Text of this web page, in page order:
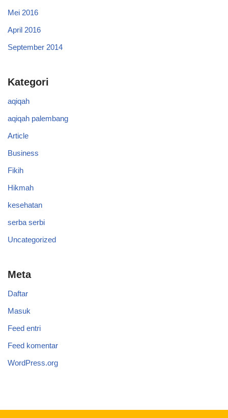
Mei 2016
April 2016
September 2014
Kategori
aqiqah
aqiqah palembang
Article
Business
Fikih
Hikmah
kesehatan
serba serbi
Uncategorized
Meta
Daftar
Masuk
Feed entri
Feed komentar
WordPress.org